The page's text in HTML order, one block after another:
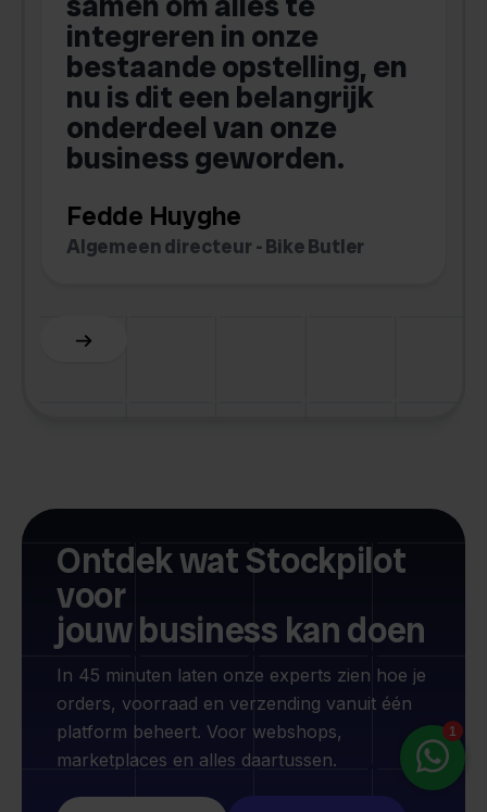
integreren in onze
bestaande opstelling, en
nu is dit een belangrijk
onderdeel van onze
business geworden.
Fedde Huyghe
Algemeen directeur - Bike Butler
Slide 3 of 6.
Ontdek wat Stockpilot
voor
jouw business kan doen
In 45 minuten laten onze experts zien hoe je
orders, voorraad en verzending vanuit één
platform beheert. Voor webshops,
marketplaces en alles daartussen.